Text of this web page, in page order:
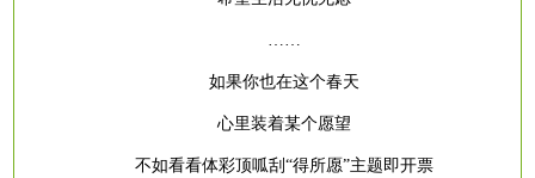
……
如果你也在这个春天
心里装着某个愿望
不如看看体彩顶呱刮 “得所愿”主题即开票